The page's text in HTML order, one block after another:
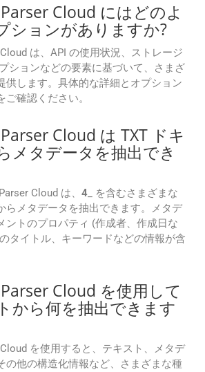
Cloud にはどのよ
ションがありますか?
は、API の使用状況、ストレージ
ションなどの要素に基づいて、さまざ
供します。具体的な詳細とオプション
ご確認ください。
Cloud は TXT ドキ
メタデータを抽出でき
Cloud は、 4 _ を含むさまざまな
らメタデータを抽出できます。メタデ
ントのプロパティ (作成者、作成日な
タイトル、キーワードなどの情報が含
Cloud を使用して
から何を抽出できます
を使用すると、テキスト、メタデ
の他の構造化情報など、さまざまな種